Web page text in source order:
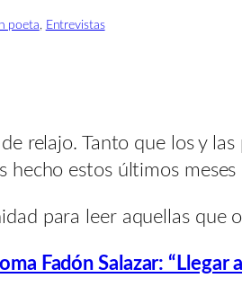
poeta, Entrevistas
relajo. Tanto que los y
hecho estos últimos
para leer aquellas que
Fadón Salazar: